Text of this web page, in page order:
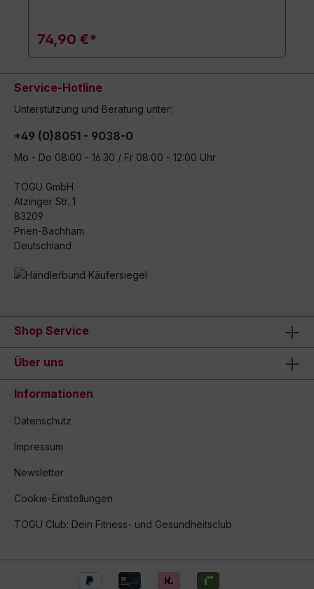
74,90 €*
Service-Hotline
Unterstützung und Beratung unter:
+49 (0)8051 - 9038-0
Mo - Do 08:00 - 16:30 / Fr 08:00 - 12:00 Uhr
TOGU GmbH
Atzinger Str. 1
83209
Prien-Bachham
Deutschland
Shop Service
Über uns
Informationen
Datenschutz
Impressum
Newsletter
Cookie-Einstellungen
TOGU Club: Dein Fitness- und Gesundheitsclub